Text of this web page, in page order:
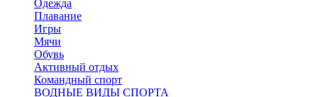
Одежда
Плавание
Игры
Мячи
Обувь
Активный отдых
Командный спорт
ВОДНЫЕ ВИДЫ СПОРТА